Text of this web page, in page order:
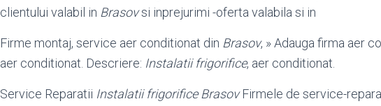
clientului valabil in Brasovsi inprejurimi -oferta valabila si in
Firme montaj, service aer conditionat din Brasov, » Adauga firma aer
aer conditionat. Descriere: Instalatii frigorifice, aer conditionat.
Service Reparatii Instalatii frigorifice BrasovFirmele de service-